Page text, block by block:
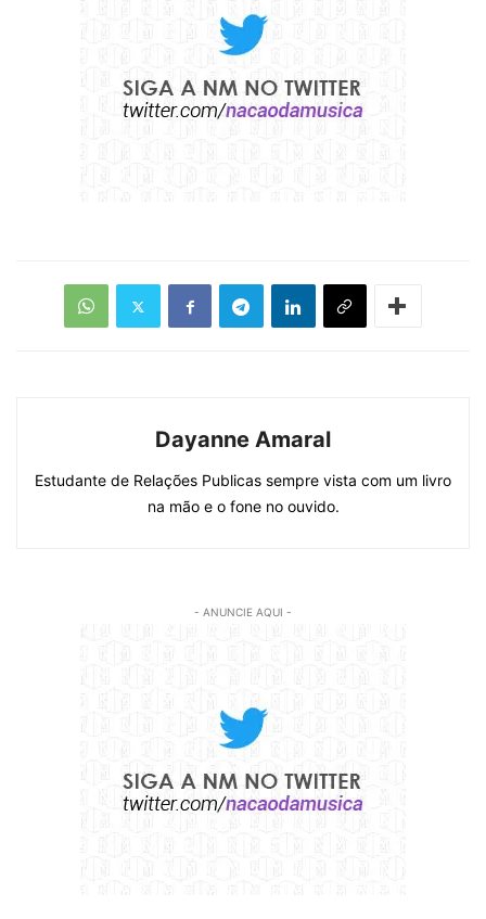
Dayanne Amaral
Estudante de Relações Publicas sempre vista com um livro
na mão e o fone no ouvido.
- ANUNCIE AQUI -